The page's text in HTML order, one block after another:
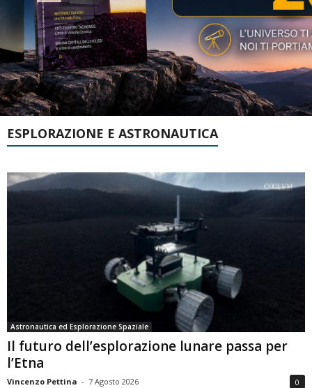
ESPLORAZIONE E ASTRONAUTICA
Astronautica ed Esplorazione Spaziale
Il futuro dell’esplorazione lunare passa per
l’Etna
Vincenzo Pettina - 7 Agosto 2026 0